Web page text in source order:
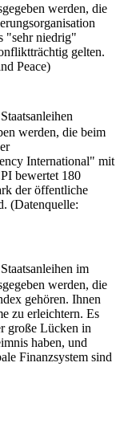
werden, die
"sehr niedrig"
gelten.
Peace)
werden, die beim
International" mit
bewertet 180
der öffentliche
(Datenquelle:
im
werden, die
gehören. Ihnen
zu erleichtern. Es
große Lücken in
haben, und
Finanzsystem sind